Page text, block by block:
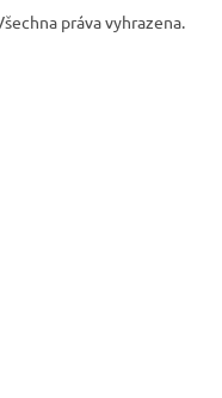
práva vyhrazena.